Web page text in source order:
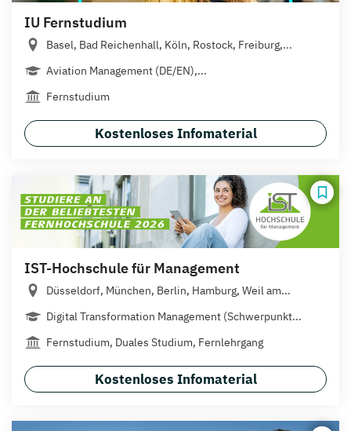
IU Fernstudium
Basel, Bad Reichenhall, Köln, Rostock, Freiburg,...
Aviation Management (DE/EN),...
Fernstudium
Kostenloses Infomaterial
IST-Hochschule für Management
Düsseldorf, München, Berlin, Hamburg, Weil am...
Digital Transformation Management (Schwerpunkt...
Fernstudium, Duales Studium, Fernlehrgang
Kostenloses Infomaterial